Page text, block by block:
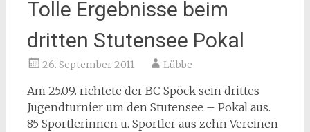
Tolle Ergebnisse beim
dritten Stutensee Pokal
26. September 2011 Lübbe
Am 25.09. richtete der BC Spöck sein drittes
Jugendturnier um den Stutensee – Pokal aus.
85 Sportlerinnen u. Sportler aus zehn Vereinen